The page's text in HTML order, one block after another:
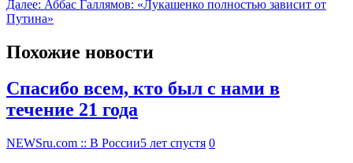
Далее: Аббас Галлямов: «Лукашенко полностью зависит от
Путина»
Похожие новости
Спасибо всем, кто был с нами в
течение 21 года
NEWSru.com :: В России5 лет спустя 0